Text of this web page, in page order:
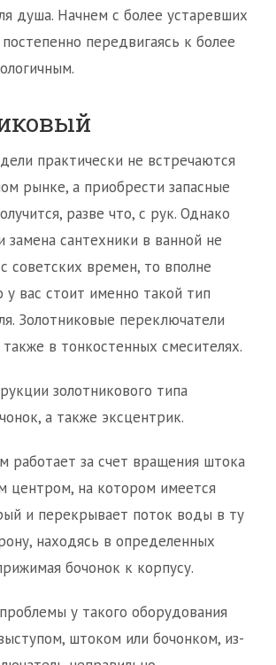
душа. Начнем с более устаревших
передвигаясь к более
практически не встречаются
рынке, а приобрести запасные
разве что, с рук. Однако
замена сантехники в ванной не
советских времен, то вполне
у вас стоит именно такой тип
Золотниковые переключатели
в тонкостенных смесителях.
золотникового типа
а также эксцентрик.
работает за счет вращения штока
центром, на котором имеется
и перекрывает поток воды в ту
находясь в определенных
бочонок к корпусу.
у такого оборудования
штоком или бочонком, из-